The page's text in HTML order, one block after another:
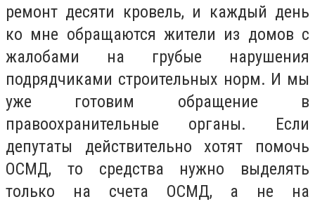
ремонт десяти кровель, и каждый день
ко мне обращаются жители из домов с
жалобами на грубые нарушения
подрядчиками строительных норм. И мы
уже готовим обращение в
правоохранительные органы. Если
депутаты действительно хотят помочь
ОСМД, то средства нужно выделять
только на счета ОСМД, а не на